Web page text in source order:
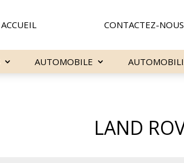
ACCUEIL CONTACTEZ-NOUS
AUTOMOBILE
LAND